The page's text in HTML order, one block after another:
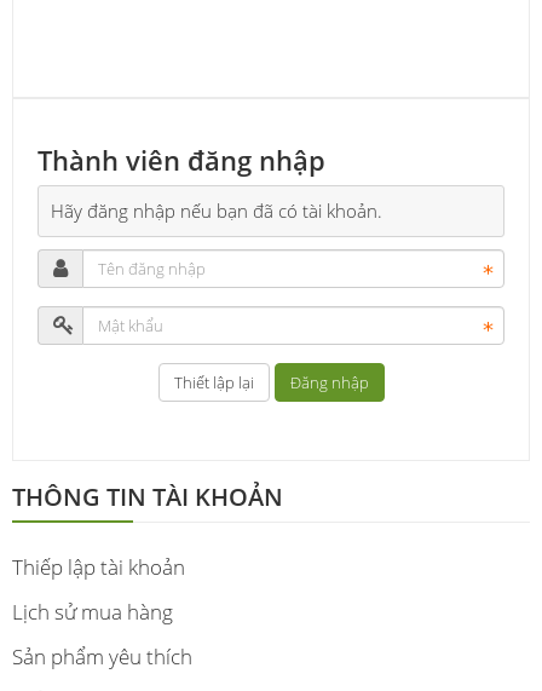
Thành viên đăng nhập
Hãy đăng nhập nếu bạn đã có tài khoản.
Đăng nhập
THÔNG TIN TÀI KHOẢN
Thiếp lập tài khoản
Lịch sử mua hàng
Sản phẩm yêu thích